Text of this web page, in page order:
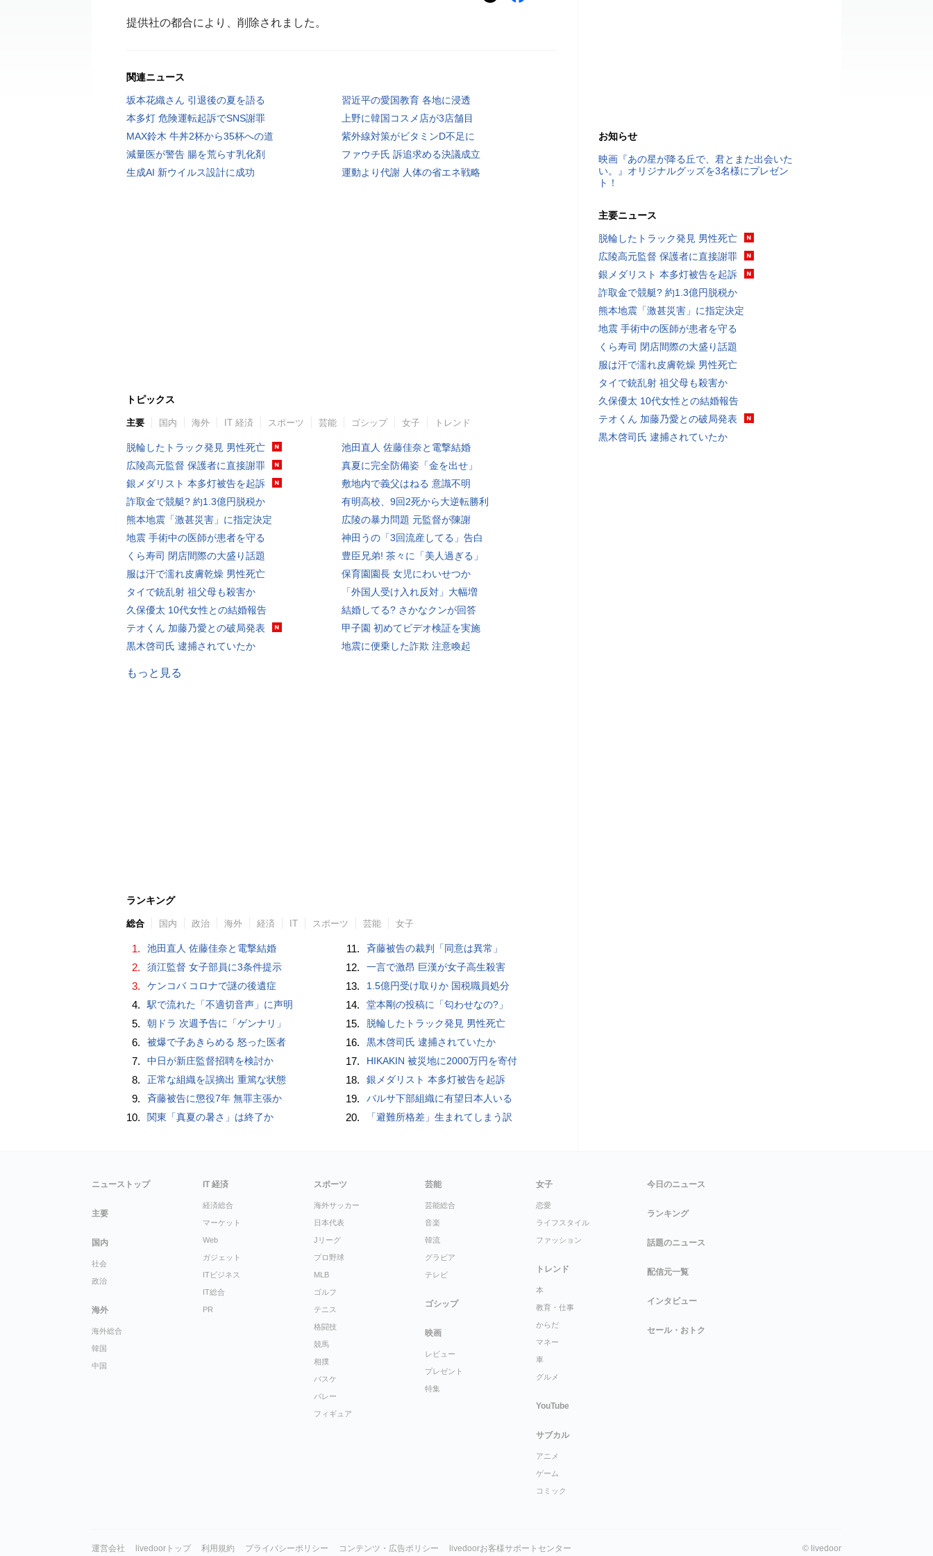
提供社の都合により、削除されました。
関連ニュース
坂本花織さん 引退後の夏を語る
習近平の愛国教育 各地に浸透
本多灯 危険運転起訴でSNS謝罪
上野に韓国コスメ店が3店舗目
MAX鈴木 牛丼2杯から35杯への道
紫外線対策がビタミンD不足に
減量医が警告 腸を荒らす乳化剤
ファウチ氏 訴追求める決議成立
生成AI 新ウイルス設計に成功
運動より代謝 人体の省エネ戦略
トピックス
主要 国内 海外 IT 経済 スポーツ 芸能 ゴシップ 女子 トレンド
脱輪したトラック発見 男性死亡
広陵高元監督 保護者に直接謝罪
銀メダリスト 本多灯被告を起訴
詐取金で競艇? 約1.3億円脱税か
熊本地震「激甚災害」に指定決定
地震 手術中の医師が患者を守る
くら寿司 閉店間際の大盛り話題
服は汗で濡れ皮膚乾燥 男性死亡
タイで銃乱射 祖父母も殺害か
久保優太 10代女性との結婚報告
テオくん 加藤乃愛との破局発表
黒木啓司氏 逮捕されていたか
池田直人 佐藤佳奈と電撃結婚
真夏に完全防備姿「金を出せ」
敷地内で義父はねる 意識不明
有明高校、9回2死から大逆転勝利
広陵の暴力問題 元監督が陳謝
神田うの「3回流産してる」告白
豊臣兄弟! 茶々に「美人過ぎる」
保育園園長 女児にわいせつか
「外国人受け入れ反対」大幅増
結婚してる? さかなクンが回答
甲子園 初めてビデオ検証を実施
地震に便乗した詐欺 注意喚起
もっと見る
ランキング
総合 国内 政治 海外 経済 IT スポーツ 芸能 女子
1. 池田直人 佐藤佳奈と電撃結婚
2. 須江監督 女子部員に3条件提示
3. ケンコバ コロナで謎の後遺症
4. 駅で流れた「不適切音声」に声明
5. 朝ドラ 次週予告に「ゲンナリ」
6. 被爆で子あきらめる 怒った医者
7. 中日が新庄監督招聘を検討か
8. 正常な組織を誤摘出 重篤な状態
9. 斉藤被告に懲役7年 無罪主張か
10. 関東「真夏の暑さ」は終了か
11. 斉藤被告の裁判「同意は異常」
12. 一言で激昂 巨漢が女子高生殺害
13. 1.5億円受け取りか 国税職員処分
14. 堂本剛の投稿に「匂わせなの?」
15. 脱輪したトラック発見 男性死亡
16. 黒木啓司氏 逮捕されていたか
17. HIKAKIN 被災地に2000万円を寄付
18. 銀メダリスト 本多灯被告を起訴
19. バルサ下部組織に有望日本人いる
20. 「避難所格差」生まれてしまう訳
お知らせ
映画『あの星が降る丘で、君とまた出会いた
い。』オリジナルグッズを3名様にプレゼン
ト！
主要ニュース
脱輪したトラック発見 男性死亡
広陵高元監督 保護者に直接謝罪
銀メダリスト 本多灯被告を起訴
詐取金で競艇? 約1.3億円脱税か
熊本地震「激甚災害」に指定決定
地震 手術中の医師が患者を守る
くら寿司 閉店間際の大盛り話題
服は汗で濡れ皮膚乾燥 男性死亡
タイで銃乱射 祖父母も殺害か
久保優太 10代女性との結婚報告
テオくん 加藤乃愛との破局発表
黒木啓司氏 逮捕されていたか
ニューストップ
主要
国内
社会
政治
海外
海外総合
韓国
中国
IT 経済
経済総合
マーケット
Web
ガジェット
ITビジネス
IT総合
PR
スポーツ
海外サッカー
日本代表
Jリーグ
プロ野球
MLB
ゴルフ
テニス
格闘技
競馬
相撲
バスケ
バレー
フィギュア
芸能
芸能総合
音楽
韓流
グラビア
テレビ
ゴシップ
映画
レビュー
プレゼント
特集
女子
恋愛
ライフスタイル
ファッション
トレンド
本
教育・仕事
からだ
マネー
車
グルメ
YouTube
サブカル
アニメ
ゲーム
コミック
今日のニュース
ランキング
話題のニュース
配信元一覧
インタビュー
セール・おトク
運営会社 livedoorトップ 利用規約 プライバシーポリシー コンテンツ・広告ポリシー livedoorお客様サポートセンター © livedoor